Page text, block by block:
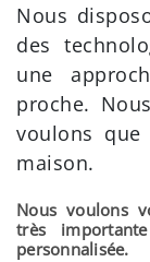
Nous
des
une
proche.
voulons
maison.
Nous voulons
très
personnalisée.